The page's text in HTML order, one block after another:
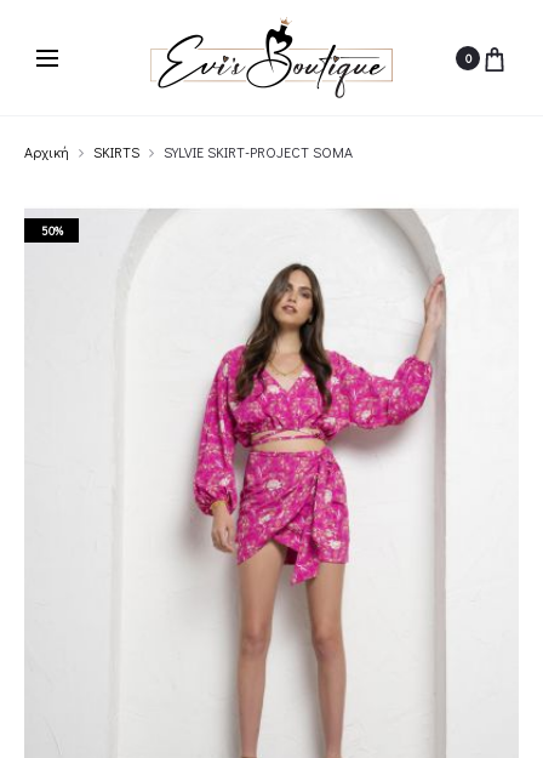
0
Αρχική SKIRTS SYLVIE SKIRT-PROJECT SOMA
50%